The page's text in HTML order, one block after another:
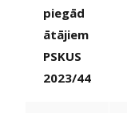
piegād
ātājiem
PSKUS
2023/44